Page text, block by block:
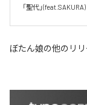
「聖代」
ぼたん娘の他のリリ